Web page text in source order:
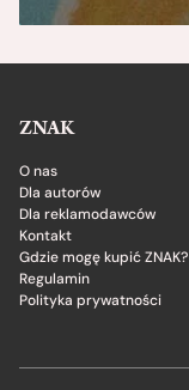
ZNAK
O nas
Dla autorów
Dla reklamodawców
Kontakt
Gdzie mogę kupić ZNAK?
Regulamin
Polityka prywatności